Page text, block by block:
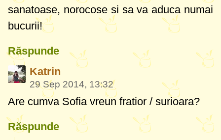
sanatoase, norocose si sa va aduca numai
bucurii!
Răspunde
Katrin
29 Sep 2014, 13:32
Are cumva Sofia vreun fratior / surioara?
Răspunde